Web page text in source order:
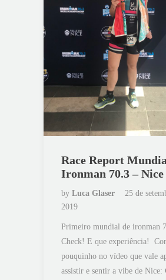
Race Report
Ironman 70.3 – Nice
by Luca Glaser
25 de
2019
Primeiro mundial de ironman
Check! E que experiência!
pouquinho no vídeo que vale
assistir e sentir a vibe de Nice: